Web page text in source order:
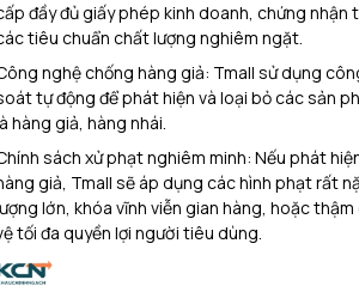
đầy đủ giấy phép kinh doanh, chứng nhận
tiêu chuẩn chất lượng nghiêm ngặt.
nghệ chống hàng giả: Tmall sử dụng
tự động để phát hiện và loại bỏ các sản
hàng giả, hàng nhái.
sách xử phạt nghiêm minh: Nếu phát
giả, Tmall sẽ áp dụng các hình phạt rất
lớn, khóa vĩnh viễn gian hàng, hoặc
tối đa quyền lợi người tiêu dùng.